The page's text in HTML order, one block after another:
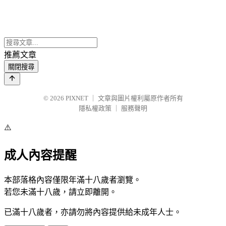
推薦文章
關閉搜尋
© 2026 PIXNET
文章與圖片權利屬原作者所有
隱私權政策
服務聲明
⚠️
成人內容提醒
本部落格內容僅限年滿十八歲者瀏覽。
若您未滿十八歲，請立即離開。
已滿十八歲者，亦請勿將內容提供給未成年人士。